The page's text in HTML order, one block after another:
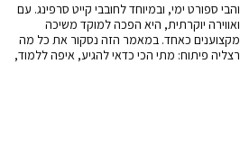
ספורט ימי, ובמיוחד לחובבי קייט סרפינג. עם
יוקרתית, היא הפכה למוקד משיכה
כאחד. במאמר הזה נסקור את כל מה
פיתוח: מתי הכי כדאי להגיע, איפה ללמוד,